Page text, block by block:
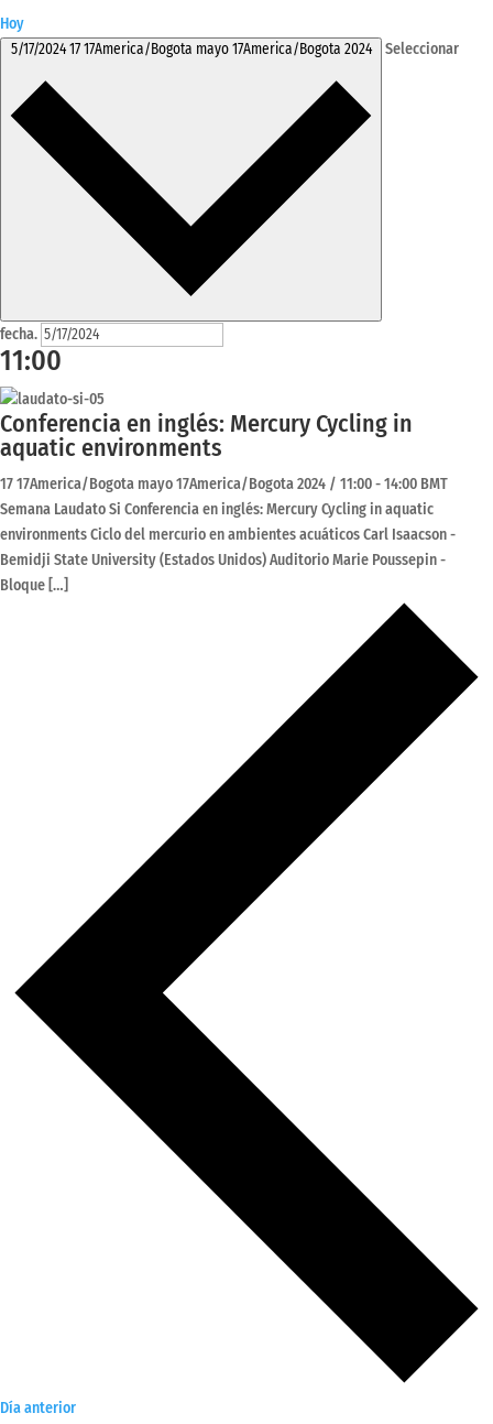
Hoy
5/17/202417 17America/Bogota mayo 17America/Bogota 2024 Seleccionar
fecha.
11:00
Conferencia en inglés: Mercury Cycling in
aquatic environments
17 17America/Bogota mayo 17America/Bogota 2024 / 11:00-14:00 BMT
Semana Laudato Si Conferencia en inglés: Mercury Cycling in aquatic
environments Ciclo del mercurio en ambientes acuáticos Carl Isaacson -
Bemidji State University (Estados Unidos) Auditorio Marie Poussepin -
Bloque […]
Día anterior